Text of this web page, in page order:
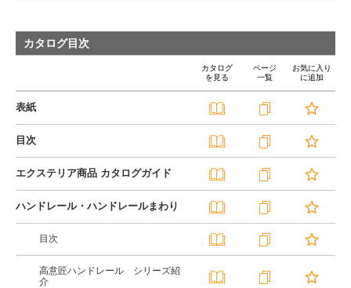
カタログ目次
カタログ
を見る
ページ
一覧
お気に入り
に追加
表紙
目次
エクステリア商品 カタログガイド
ハンドレール・ハンドレールまわり
目次
高意匠ハンドレール シリーズ紹
介